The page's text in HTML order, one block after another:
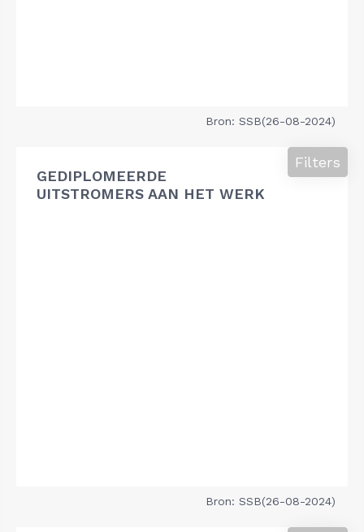
Bron: SSB(26-08-2024)
GEDIPLOMEERDE
UITSTROMERS AAN HET WERK
Filters
Bron: SSB(26-08-2024)